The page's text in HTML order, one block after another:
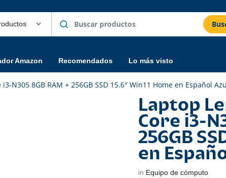
Amazon Recomendados Lo más visto
N305 8GB RAM + 256GB SSD 15.6″ Win11 Home en Español
Laptop
Core i3-
256GB
en
in Equipo de cómputo